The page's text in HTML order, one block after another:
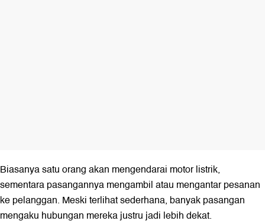
Biasanya satu orang akan mengendarai motor listrik,
sementara pasangannya mengambil atau mengantar pesanan
ke pelanggan. Meski terlihat sederhana, banyak pasangan
mengaku hubungan mereka justru jadi lebih dekat.